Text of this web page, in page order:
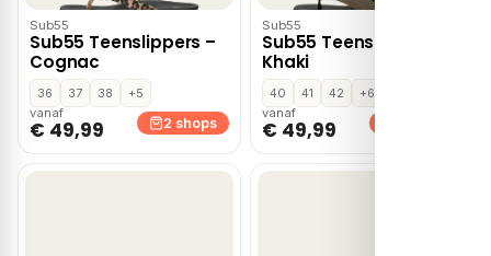
Sub55
Sub55 Teenslippers –
Cognac
36 37 38
+5
vanaf
€ 49,99 2 shops
Sub55
Sub55 Teenslippers –
Khaki
40 41 42
+6
vanaf
€ 49,99